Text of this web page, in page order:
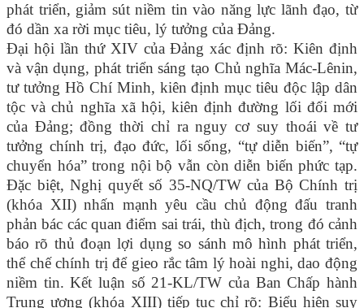
phát triển, giảm sút niềm tin vào năng lực lãnh đạo, từ
đó dần xa rời mục tiêu, lý tưởng của Đảng.
Đại hội lần thứ XIV của Đảng xác định rõ: Kiên định
và vận dụng, phát triển sáng tạo Chủ nghĩa Mác-Lênin,
tư tưởng Hồ Chí Minh, kiên định mục tiêu độc lập dân
tộc và chủ nghĩa xã hội, kiên định đường lối đổi mới
của Đảng; đồng thời chỉ ra nguy cơ suy thoái về tư
tưởng chính trị, đạo đức, lối sống, “tự diễn biến”, “tự
chuyển hóa” trong nội bộ vẫn còn diễn biến phức tạp.
Đặc biệt, Nghị quyết số 35-NQ/TW của Bộ Chính trị
(khóa XII) nhấn mạnh yêu cầu chủ động đấu tranh
phản bác các quan điểm sai trái, thù địch, trong đó cảnh
báo rõ thủ đoạn lợi dụng so sánh mô hình phát triển,
thể chế chính trị để gieo rắc tâm lý hoài nghi, dao động
niềm tin. Kết luận số 21-KL/TW của Ban Chấp hành
Trung ương (khóa XIII) tiếp tục chỉ rõ: Biểu hiện suy